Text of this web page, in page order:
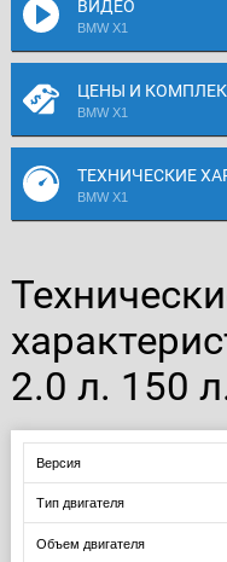
ВИДЕО
BMW X1
ЦЕНЫ И
BMW X1
ТЕХНИЧЕСКИЕ
BMW X1
2.0 л. 150
Версия
Тип двигателя
Объем двигателя